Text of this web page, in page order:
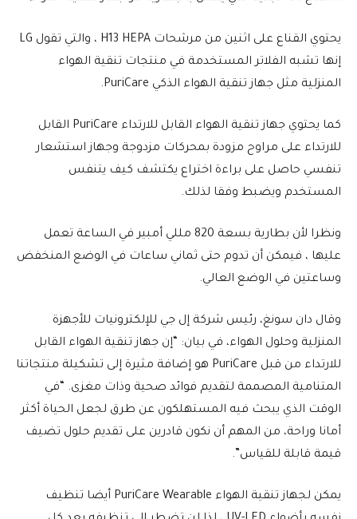
يحتوي القناع على اثنين من مرشحات H13 HEPA ، والتي تقول LG
إنها تشبه الفلاتر المستخدمة في منتجات تنقية الهواء
المنزلية مثل جهاز تنقية الهواء الذكي PuriCare.
كما يحتوي جهاز تنقية الهواء القابل للارتداء PuriCare القابل
للارتداء على مراوح مزودة بمحركات مزدوجة وجهاز استشعار
تنفسي حاصل على براءة اختراع يكتشف كيف يتنفس
المستخدم ويضبط وفقا لذلك.
ونظرا لأن بطارية بسعة 820 مللي أمبير في الساعة تعمل
عليها ، فيمكن أن تدوم حتى ثماني ساعات في الوضع المنخفض
وساعتين في الوضع العالي.
وقال دان سونغ، رئيس شركة إل جي للإلكترونيات للأجهزة
المنزلية وحلول الهواء، في بيان: “إن جهاز تنقية الهواء القابل
للارتداء من قبل PuriCare هو إضافة مثيرة إلى تشكيلة منتجاتنا
المتنامية المصممة لتقديم فوائد صحية وذات مغزى. “في
الوقت الذي يبحث فيه المستهلكون عن طرق لجعل الحياة أكثر
أمانا وراحة، من المهم أن نكون قادرين على تقديم حلول تضيف
قيمة قابلة للقياس”.
يمكن لجهاز تنقية الهواء PuriCare Wearable أيضا تنظيف